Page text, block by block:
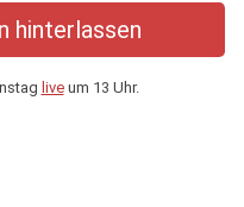
hinterlassen
liveum 13 Uhr.